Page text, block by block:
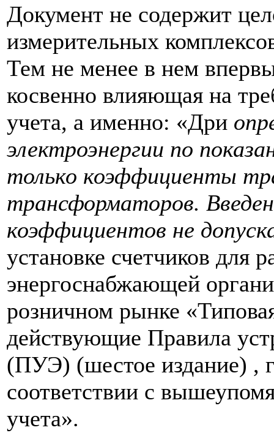
Документ не содержит
измерительных
Тем не менее в нем
косвенно влияющая на
учета, а именно: «Дри
электроэнергии по
только коэффициенты
трансформаторов.
коэффициентов не
установке счетчиков для
энергоснабжающей
розничном рынке
действующие Правила
(ПУЭ) (шестое издание) ,
соответствии с
учета».